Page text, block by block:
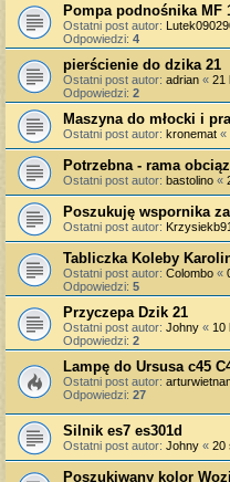
Pompa podnośnika MF
Ostatni post autor:
Odpowiedzi: 4
pierścienie do dzika 21
Ostatni post autor: adrian « 21
Odpowiedzi: 2
Maszyna do młocki i
Ostatni post autor: kronemat «
Potrzebna - rama
Ostatni post autor: bastolino «
Poszukuję wspornika
Ostatni post autor: Krzysiekb91
Tabliczka Koleby
Ostatni post autor: Colombo «
Odpowiedzi: 5
Przyczepa Dzik 21
Ostatni post autor: Johny « 10
Odpowiedzi: 2
Lampę do Ursusa c45
Ostatni post autor:
Odpowiedzi: 27
Silnik es7 es301d
Ostatni post autor: Johny « 20
Poszukiwany kolor